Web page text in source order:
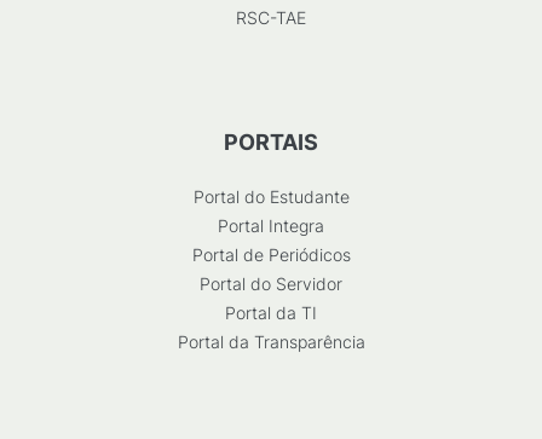
RSC-TAE
PORTAIS
Portal do Estudante
Portal Integra
Portal de Periódicos
Portal do Servidor
Portal da TI
Portal da Transparência